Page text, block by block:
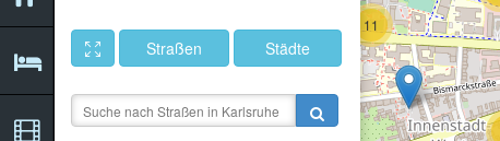
11
Straßen Städte